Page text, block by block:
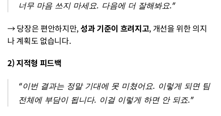
너무 마음 쓰지 마세요. 다음에 더 잘해봐요.”
→ 당장은 편안하지만, 성과 기준이 흐려지고, 개선을 위한 의지
나 계획도 없습니다.
2) 지적형 피드백
“이번 결과는 정말 기대에 못 미쳤어요. 이렇게 되면 팀
전체에 부담이 됩니다. 이걸 이렇게 하면 안 되죠.”